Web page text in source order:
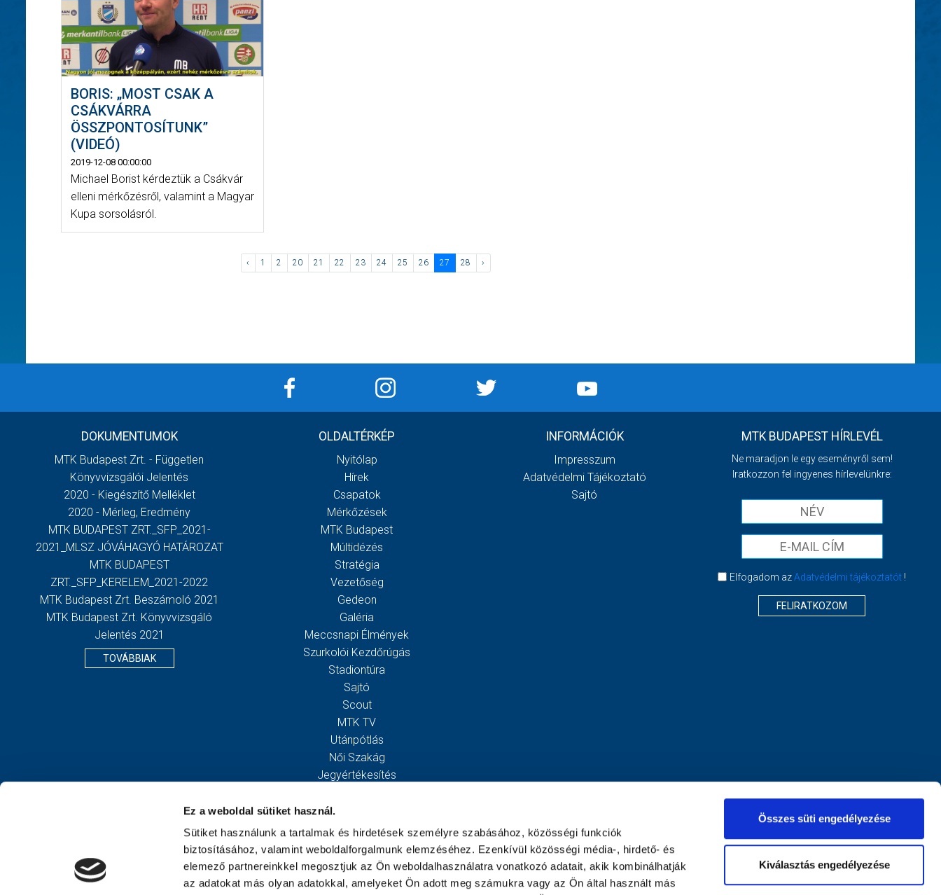
Ez a weboldal sütiket használ.
Sütiket használunk a tartalmak és hirdetések személyre szabásához, közösségi funkciók
biztosításához, valamint weboldalforgalmunk elemzéséhez. Ezenkívül közösségi média-, hirdető- és
elemező partnereinkkel megosztjuk az Ön weboldalhasználatra vonatkozó adatait, akik kombinálhatják
az adatokat más olyan adatokkal, amelyeket Ön adott meg számukra vagy az Ön által használt más
Összes süti engedélyezése
Kiválasztás engedélyezése
BORIS: „MOST CSAK A
CSÁKVÁRRA
ÖSSZPONTOSÍTUNK”
(VIDEÓ)
2019-12-08 00:00:00
Michael Borist kérdeztük a Csákvár
elleni mérkőzésről, valamint a Magyar
Kupa sorsolásról.
‹ 1 2 20 21 22 23 24 25 26 27 28 ›
DOKUMENTUMOK
MTK Budapest Zrt. - Független
Könyvvizsgálói Jelentés
2020 - Kiegészítő Melléklet
2020 - Mérleg, Eredmény
MTK BUDAPEST ZRT._SFP_2021-
2021_MLSZ JÓVÁHAGYÓ HATÁROZAT
MTK BUDAPEST
ZRT._SFP_KERELEM_2021-2022
MTK Budapest Zrt. Beszámoló 2021
MTK Budapest Zrt. Könyvvizsgáló
Jelentés 2021
TOVÁBBIAK
OLDALTÉRKÉP
Nyitólap
Hírek
Csapatok
Mérkőzések
MTK Budapest
Múltidézés
Stratégia
Vezetőség
Gedeon
Galéria
Meccsnapi Élmények
Szurkolói Kezdőrúgás
Stadiontúra
Sajtó
Scout
MTK TV
Utánpótlás
Női Szakág
Jegyértékesítés
Egyesület
Kapcsolat
INFORMÁCIÓK
Impresszum
Adatvédelmi Tájékoztató
Sajtó
MTK BUDAPEST HÍRLEVÉL
Ne maradjon le egy eseményről sem!
Iratkozzon fel ingyenes hírlevelünkre:
Elfogadom azAdatvédelmi tájékoztatót !
FELIRATKOZOM